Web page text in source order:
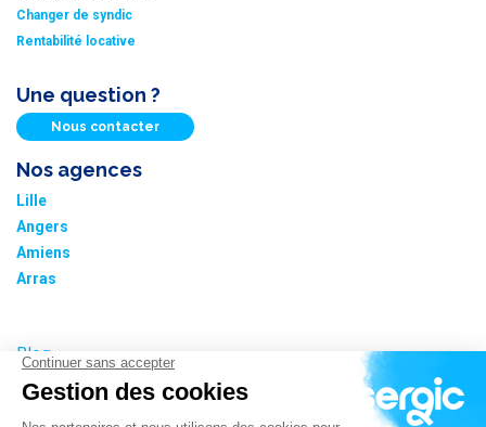
Changer de syndic
Rentabilité locative
Une question ?
Nous contacter
Nos agences
Lille
Angers
Amiens
Arras
Blog
Nos tarifs